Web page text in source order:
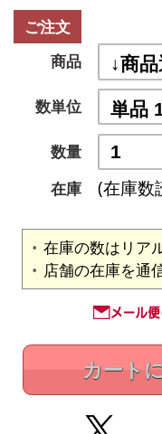
ご注文
商品
数単位
数量
在庫
(在庫数
在庫の数はリア
店舗の在庫を通
カート